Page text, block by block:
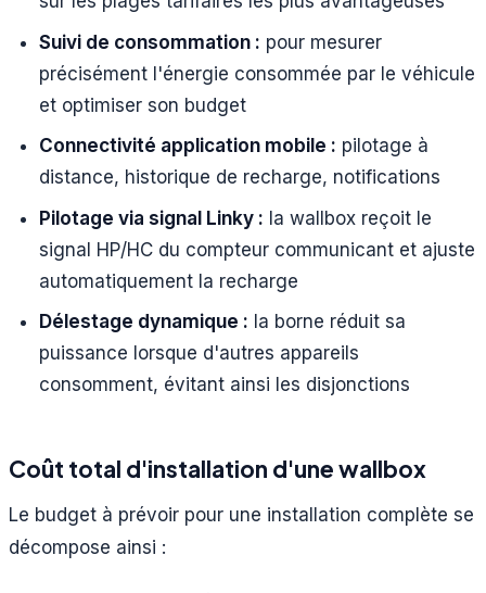
Suivi de consommation : pour mesurer
précisément l'énergie consommée par le véhicule
et optimiser son budget
Connectivité application mobile : pilotage à
distance, historique de recharge, notifications
Pilotage via signal Linky : la wallbox reçoit le
signal HP/HC du compteur communicant et ajuste
automatiquement la recharge
Délestage dynamique : la borne réduit sa
puissance lorsque d'autres appareils
consomment, évitant ainsi les disjonctions
Coût total d'installation d'une wallbox
Le budget à prévoir pour une installation complète se
décompose ainsi :